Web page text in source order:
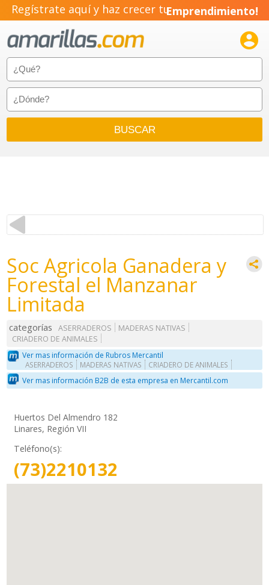
Regístrate aquí y haz crecer tuEmprendimiento!

Soc Agricola Ganadera y
Forestal el Manzanar
Limitada
categorías ASERRADEROS
MADERAS NATIVAS
CRIADERO DE ANIMALES
Ver mas información de Rubros Mercantil
ASERRADEROS MADERAS NATIVAS CRIADERO DE ANIMALES
Ver mas información B2B de esta empresa en Mercantil.com
Huertos Del Almendro 182
Linares, Región VII
Teléfono(s):
(73)2210132